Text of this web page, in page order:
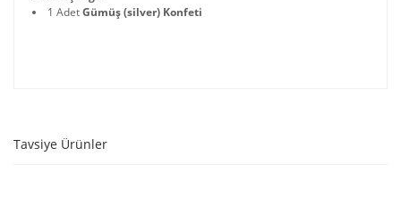
1 AdetGümüş (silver) Konfeti
Tavsiye Ürünler